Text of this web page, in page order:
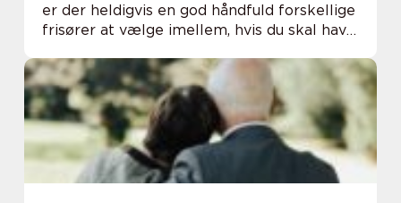
er der heldigvis en god håndfuld forskellige
frisører at vælge imellem, hvis du skal have